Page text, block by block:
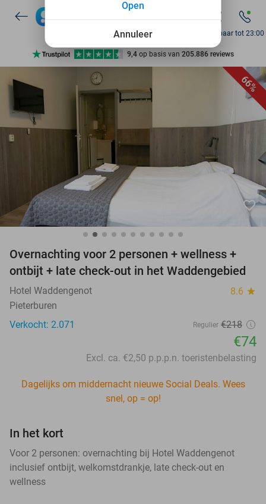
7 dagen per week beschikbaar
10+ miljoen leden
9,4 op basis van 205.886 reviews
7 dagen per week beschikbaar
Bereikbaar tot 23:00
66%
favorite_border
Overnachting voor 2 personen + wellness +
ontbijt + late check-out in het Waddengebied
Hotel Waddengenot 8.6 star
Pieterburen
Verkocht: 2.071
Regulier €218
€74
Excl. ca. €2,50 p.p.p.n. toeristenbelasting
Dagelijks om middernacht nieuwe Social Deals. Wees
snel, op = op!
In het kort
Voor 2 personen: overnachting bij Hotel Waddengenot
inclusief ontbijt, welkomstdrankje, late check-out en
wellness
Annuleer
Open